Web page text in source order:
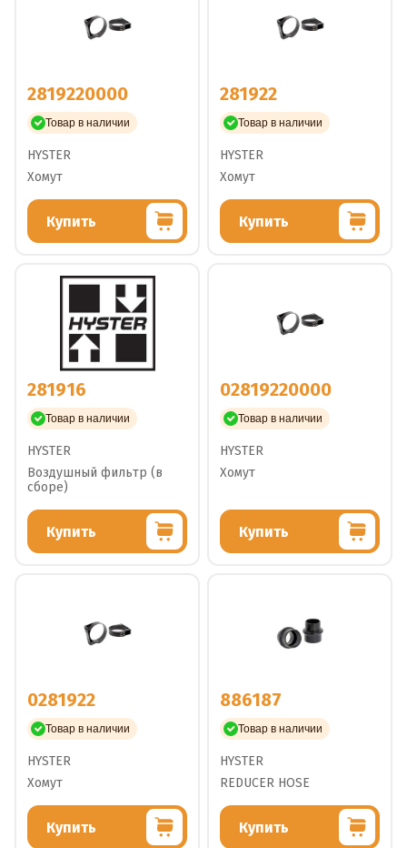
2819220000
Товар в наличии
HYSTER
Хомут
Купить
281922
Товар в наличии
HYSTER
Хомут
Купить
281916
Товар в наличии
HYSTER
Воздушный фильтр (в
сборе)
Купить
02819220000
Товар в наличии
HYSTER
Хомут
Купить
0281922
Товар в наличии
HYSTER
Хомут
Купить
886187
Товар в наличии
HYSTER
REDUCER HOSE
Купить